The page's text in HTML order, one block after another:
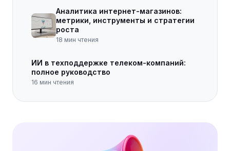
Аналитика интернет-магазинов:
метрики, инструменты и стратегии
роста
18 мин чтения
ИИ в техподдержке телеком-компаний:
полное руководство
16 мин чтения